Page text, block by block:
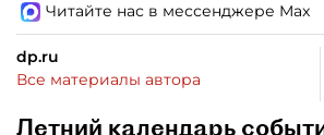
Читайте нас в мессенджере Max
dp.ru
Все материалы автора
Летний календарь